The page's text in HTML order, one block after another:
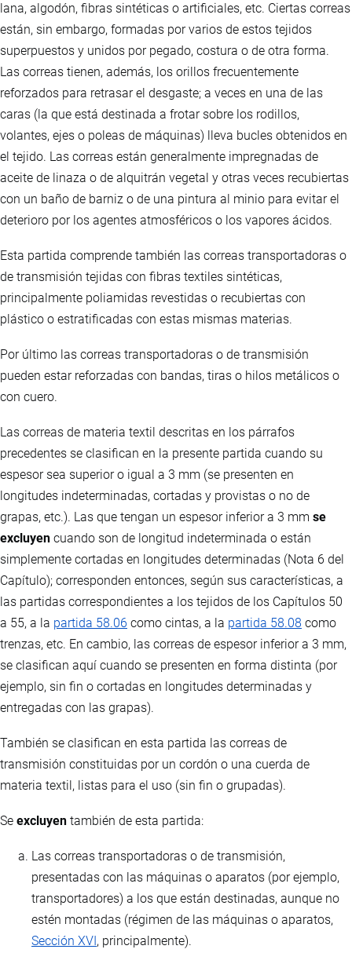
lana, algodón, fibras sintéticas o artificiales, etc. Ciertas correas
están, sin embargo, formadas por varios de estos tejidos
superpuestos y unidos por pegado, costura o de otra forma.
Las correas tienen, además, los orillos frecuentemente
reforzados para retrasar el desgaste; a veces en una de las
caras (la que está destinada a frotar sobre los rodillos,
volantes, ejes o poleas de máquinas) lleva bucles obtenidos en
el tejido. Las correas están generalmente impregnadas de
aceite de linaza o de alquitrán vegetal y otras veces recubiertas
con un baño de barniz o de una pintura al minio para evitar el
deterioro por los agentes atmosféricos o los vapores ácidos.
Esta partida comprende también las correas transportadoras o
de transmisión tejidas con fibras textiles sintéticas,
principalmente poliamidas revestidas o recubiertas con
plástico o estratificadas con estas mismas materias.
Por último las correas transportadoras o de transmisión
pueden estar reforzadas con bandas, tiras o hilos metálicos o
con cuero.
Las correas de materia textil descritas en los párrafos
precedentes se clasifican en la presente partida cuando su
espesor sea superior o igual a 3 mm (se presenten en
longitudes indeterminadas, cortadas y provistas o no de
grapas, etc.). Las que tengan un espesor inferior a 3 mm se
excluyen cuando son de longitud indeterminada o están
simplemente cortadas en longitudes determinadas (Nota 6 del
Capítulo); corresponden entonces, según sus características, a
las partidas correspondientes a los tejidos de los Capítulos 50
a 55, a la partida 58.06 como cintas, a la partida 58.08 como
trenzas, etc. En cambio, las correas de espesor inferior a 3 mm,
se clasifican aquí cuando se presenten en forma distinta (por
ejemplo, sin fin o cortadas en longitudes determinadas y
entregadas con las grapas).
También se clasifican en esta partida las correas de
transmisión constituidas por un cordón o una cuerda de
materia textil, listas para el uso (sin fin o grupadas).
Se excluyen también de esta partida:
Las correas transportadoras o de transmisión,
presentadas con las máquinas o aparatos (por ejemplo,
transportadores) a los que están destinadas, aunque no
estén montadas (régimen de las máquinas o aparatos,
Sección XVI , principalmente).